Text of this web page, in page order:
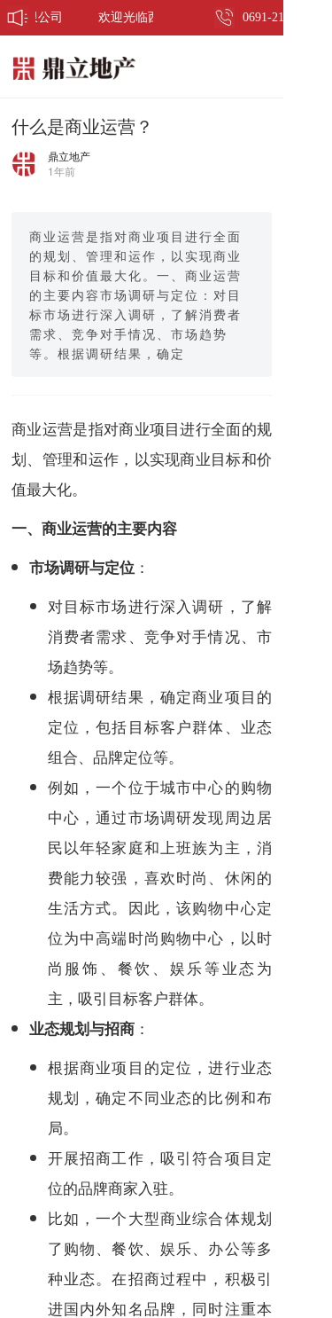
0691-2168999
有限公司 欢迎光临西双版纳鼎立房地产开发有限公司
什么是商业运营？
鼎立地产
1年前
商业运营是指对商业项目进行全面
的规划、管理和运作，以实现商业
目标和价值最大化。一、商业运营
的主要内容市场调研与定位：对目
标市场进行深入调研，了解消费者
需求、竞争对手情况、市场趋势
等。根据调研结果，确定
商业运营是指对商业项目进行全面的规
划、管理和运作，以实现商业目标和价
值最大化。
一、商业运营的主要内容
市场调研与定位 ：
对目标市场进行深入调研，了解
消费者需求、竞争对手情况、市
场趋势等。
根据调研结果，确定商业项目的
定位，包括目标客户群体、业态
组合、品牌定位等。
例如，一个位于城市中心的购物
中心，通过市场调研发现周边居
民以年轻家庭和上班族为主，消
费能力较强，喜欢时尚、休闲的
生活方式。因此，该购物中心定
位为中高端时尚购物中心，以时
尚服饰、餐饮、娱乐等业态为
主，吸引目标客户群体。
业态规划与招商 ：
根据商业项目的定位，进行业态
规划，确定不同业态的比例和布
局。
开展招商工作，吸引符合项目定
位的品牌商家入驻。
比如，一个大型商业综合体规划
了购物、餐饮、娱乐、办公等多
种业态。在招商过程中，积极引
进国内外知名品牌，同时注重本